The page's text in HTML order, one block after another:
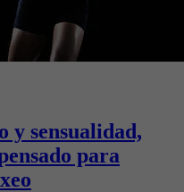
y sensualidad,
para